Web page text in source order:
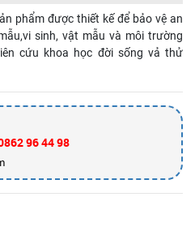
phẩm được thiết kế để bảo vệ an
sinh, vật mẫu và môi trường
cứu khoa học đời sống vả thử
96 44 98